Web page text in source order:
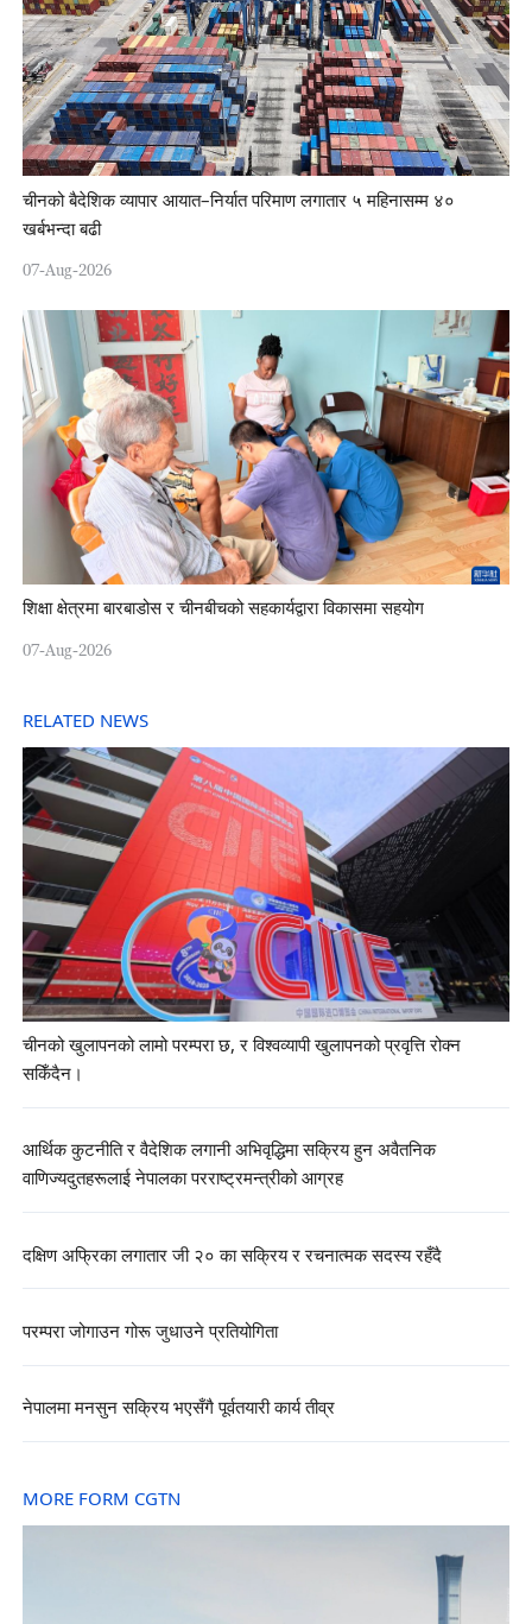
चीनको बैदेशिक व्यापार आयात–निर्यात परिमाण लगातार ५ महिनासम्म ४०
खर्बभन्दा बढी
07-Aug-2026
शिक्षा क्षेत्रमा बारबाडोस र चीनबीचको सहकार्यद्वारा विकासमा सहयोग
07-Aug-2026
RELATED NEWS
चीनको खुलापनको लामो परम्परा छ, र विश्वव्यापी खुलापनको प्रवृत्ति रोक्न
सकिँदैन।
आर्थिक कुटनीति र वैदेशिक लगानी अभिवृद्धिमा सक्रिय हुन अवैतनिक
वाणिज्यदुतहरूलाई नेपालका परराष्ट्रमन्त्रीको आग्रह
दक्षिण अफ्रिका लगातार जी २० का सक्रिय र रचनात्मक सदस्य रहँदै
परम्परा जोगाउन गोरू जुधाउने प्रतियोगिता
नेपालमा मनसुन सक्रिय भएसँगै पूर्वतयारी कार्य तीव्र
MORE FORM CGTN